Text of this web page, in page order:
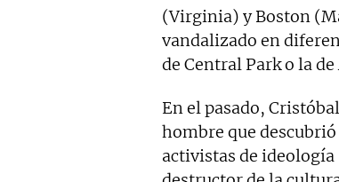
(Virginia) y Boston
vandalizado en
de Central Park o la
En el pasado,
hombre que
activistas de ideología